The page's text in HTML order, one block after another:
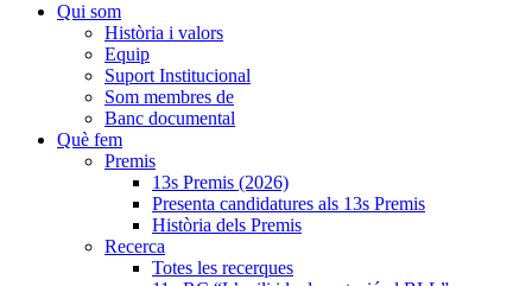
Qui som
Història i valors
Equip
Suport Institucional
Som membres de
Banc documental
Què fem
Premis
13s Premis (2026)
Presenta candidatures als 13s Premis
Història dels Premis
Recerca
Totes les recerques